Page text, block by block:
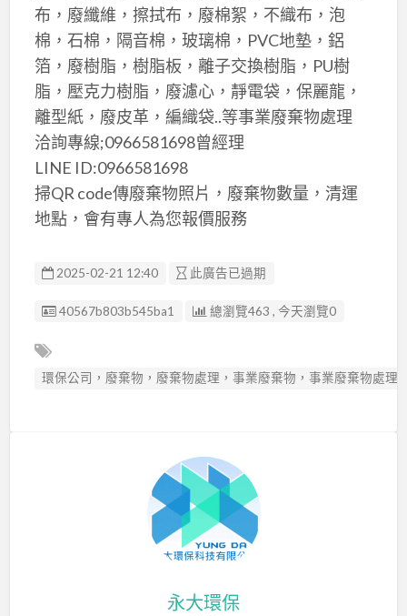
布，廢纖維，擦拭布，廢棉絮，不織布，泡
棉，石棉，隔音棉，玻璃棉，PVC地墊，鋁
箔，廢樹脂，樹脂板，離子交換樹脂，PU樹
脂，壓克力樹脂，廢濾心，靜電袋，保麗龍，
離型紙，廢皮革，編織袋..等事業廢棄物處理
洽詢專線;0966581698曾經理
LINE ID:0966581698
掃QR code傳廢棄物照片，廢棄物數量，清運
地點，會有專人為您報價服務
2025-02-21 12:40 此廣告已過期
廣告编號
40567b803b545ba1 總瀏覽463 , 今天瀏覽0
環保公司，廢棄物，廢棄物處理，事業廢棄物，事業廢棄物處理
永大環保